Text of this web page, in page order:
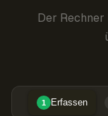
Der
1 Erfassen